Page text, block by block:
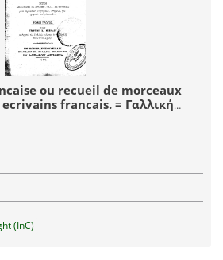
ou recueil de morceaux
francais. = Γαλλική
εκ δοκιμωτ. Γαλλ.
βιογραφικών,
και γλωσσικών.
(InC)